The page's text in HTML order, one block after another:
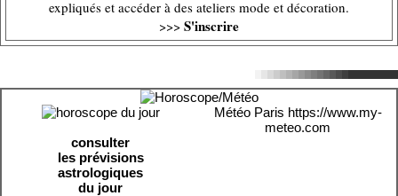
expliqués et accéder à des ateliers mode et décoration.
>>> S'inscrire
consulter
les prévisions
astrologiques
du jour
Météo Paris https://www.my-
meteo.com